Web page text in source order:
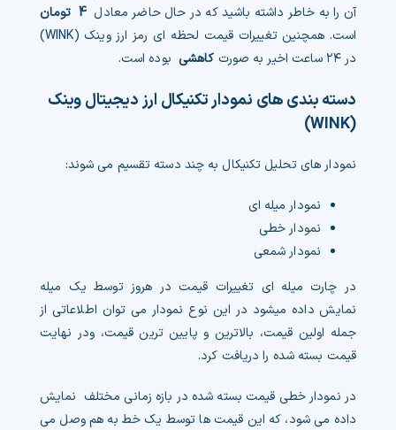
شاخص ترس و طمع
خرید تتر ارزان
مشاوره خدمات مالی
آن را به خاطر داشته باشید که در حال حاضر معادل 4 تومان
است. همچنین تغییرات قیمت لحظه ای رمز ارز وینک (WINK)
در ۲۴ ساعت اخیر به صورت
کاهشی بوده است.
دسته بندی های نمودار تکنیکال ارز دیجیتال وینک
(WINK)
نمودار های تحلیل تکنیکال به چند دسته تقسیم می شوند:
نمودار میله ای
نمودار خطی
نمودار شمعی
در چارت میله ای تغییرات قیمت در هروز توسط یک میله
نمایش داده میشود در این نوع نمودار می توان اطلاعاتی از
جمله اولین قیمت، بالاترین و پایین ترین قیمت، ودر نهایت
قیمت بسته شده را دریافت کرد.
در نمودار خطی قیمت بسته شده در بازه زمانی مختلف نمایش
داده می شود، که این قیمت ها توسط یک خط به هم وصل می